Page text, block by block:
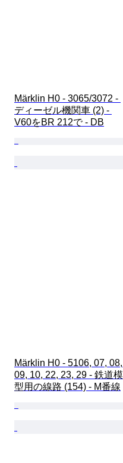
Märklin H0 - 3065/3072 -
ディーゼル機関車 (2) -
V60をBR 212で - DB
Märklin H0 - 5106, 07, 08,
09, 10, 22, 23, 29 - 鉄道模
型用の線路 (154) - M番線